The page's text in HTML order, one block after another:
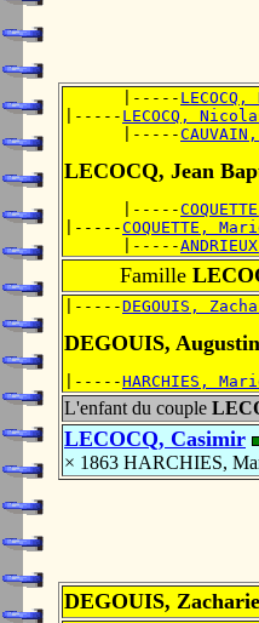
      |-----
|----- LECOCQ,
      |-----
LECOCQ, Jean
      |-----
|-----COQUETTE,
      |-----
Famille
|-----DEGOUIS,
DEGOUIS,
|-----HARCHIES,
L'enfant du couple
LECOCQ, Casimir
× 1863 HARCHIES,
DEGOUIS, Zacharie